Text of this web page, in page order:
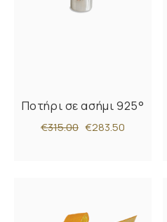
Ποτήρι σε ασήμι 925°
€315.00 €283.50